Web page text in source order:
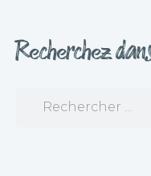
Recherchez